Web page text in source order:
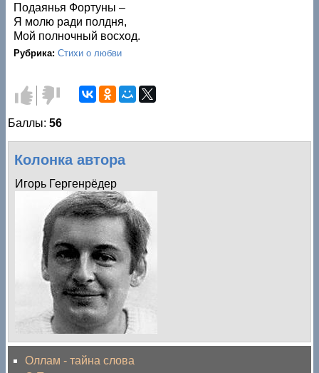
Подаянья Фортуны –
Я молю ради полдня,
Мой полночный восход.
Рубрика:Стихи о любви
Голос
за!
Голос
против!
Баллы:56
Колонка автора
Игорь Гергенрёдер
Оллам - тайна слова